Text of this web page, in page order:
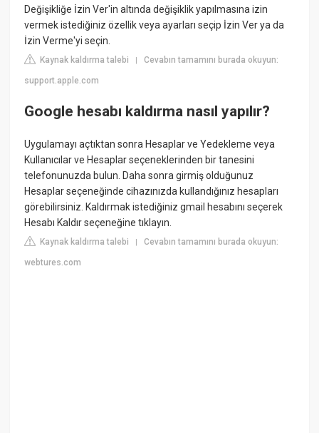
Değişikliğe İzin Ver'in altında değişiklik yapılmasına izin
vermek istediğiniz özellik veya ayarları seçip İzin Ver ya da
İzin Verme'yi seçin.
Kaynak kaldırma talebi |Cevabın tamamını burada okuyun:
support.apple.com
Google hesabı kaldırma nasıl yapılır?
Uygulamayı açtıktan sonra Hesaplar ve Yedekleme veya
Kullanıcılar ve Hesaplar seçeneklerinden bir tanesini
telefonunuzda bulun. Daha sonra girmiş olduğunuz
Hesaplar seçeneğinde cihazınızda kullandığınız hesapları
görebilirsiniz. Kaldırmak istediğiniz gmail hesabını seçerek
Hesabı Kaldır seçeneğine tıklayın.
Kaynak kaldırma talebi |Cevabın tamamını burada okuyun:
webtures.com